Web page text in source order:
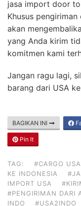
jasa import door
Khusus
akan
yang Anda kirim
komitmen kami
Jangan ragu lagi,
barang dari USA
BAGIKAN INI
Pin It
TAG: #CARGO
KE INDONESIA
IMPORT USA
#PENGIRIMAN DARI
INDO
#USA2INDO